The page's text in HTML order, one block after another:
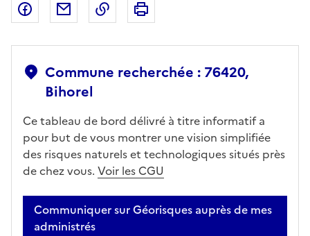
Partager sur Facebook
Partager par emailCopier dans le presse-papier
Commune recherchée : 76420,
Bihorel
Ce tableau de bord délivré à titre informatif a
pour but de vous montrer une vision simplifiée
des risques naturels et technologiques situés près
de chez vous. Voir les CGU
Communiquer sur Géorisques auprès de mes
administrés